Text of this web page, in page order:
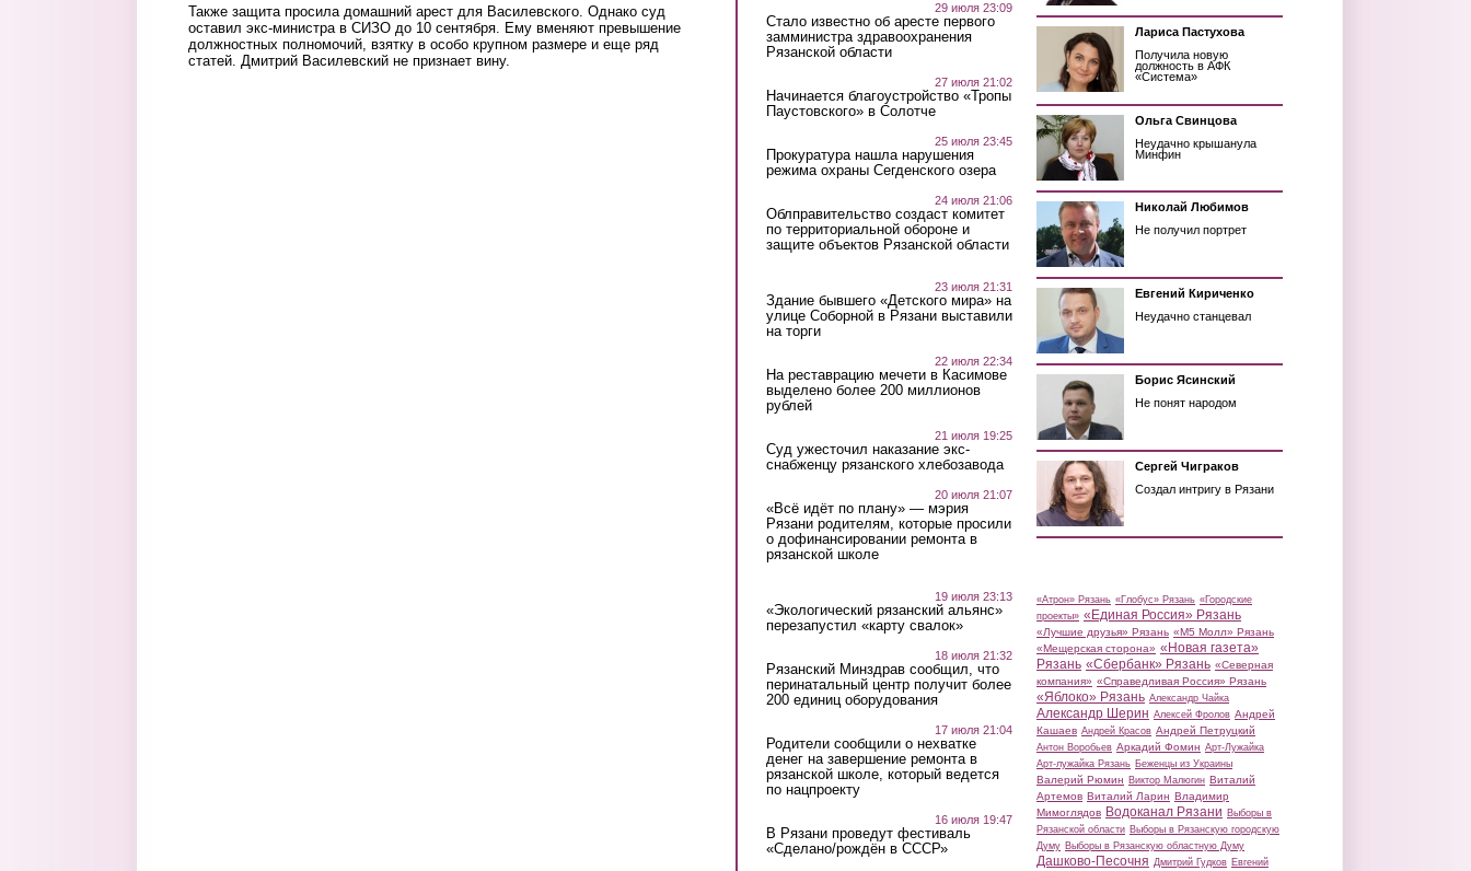
Также защита просила домашний арест для Василевского. Однако суд
оставил экс-министра в СИЗО до 10 сентября. Ему вменяют превышение
должностных полномочий, взятку в особо крупном размере и еще ряд
статей. Дмитрий Василевский не признает вину.
29 июля 23:09
Стало известно об аресте первого
замминистра здравоохранения
Рязанской области
27 июля 21:02
Начинается благоустройство «Тропы
Паустовского» в Солотче
25 июля 23:45
Прокуратура нашла нарушения
режима охраны Сегденского озера
24 июля 21:06
Облправительство создаст комитет
по территориальной обороне и
защите объектов Рязанской области
23 июля 21:31
Здание бывшего «Детского мира» на
улице Соборной в Рязани выставили
на торги
22 июля 22:34
На реставрацию мечети в Касимове
выделено более 200 миллионов
рублей
21 июля 19:25
Суд ужесточил наказание экс-
снабженцу рязанского хлебозавода
20 июля 21:07
«Всё идёт по плану» — мэрия
Рязани родителям, которые просили
о дофинансировании ремонта в
рязанской школе
19 июля 23:13
«Экологический рязанский альянс»
перезапустил «карту свалок»
18 июля 21:32
Рязанский Минздрав сообщил, что
перинатальный центр получит более
200 единиц оборудования
17 июля 21:04
Родители сообщили о нехватке
денег на завершение ремонта в
рязанской школе, который ведется
по нацпроекту
16 июля 19:47
В Рязани проведут фестиваль
«Сделано/рождён в СССР»
Лариса Пастухова
Получила новую
должность в АФК
«Система»
Ольга Свинцова
Неудачно крышанула
Минфин
Николай Любимов
Не получил портрет
Евгений Кириченко
Неудачно станцевал
Борис Ясинский
Не понят народом
Сергей Чиграков
Создал интригу в Рязани
«Атрон» Рязань «Глобус» Рязань «Городские
проекты» «Единая Россия» Рязань
«Лучшие друзья» Рязань «М5 Молл» Рязань
«Мещерская сторона» «Новая газета»
Рязань «Сбербанк» Рязань «Северная
компания» «Справедливая Россия» Рязань
«Яблоко» Рязань Александр Чайка
Александр Шерин Алексей Фролов Андрей
Кашаев Андрей Красов Андрей Петруцкий
Антон Воробьев Аркадий Фомин Арт-Лужайка
Арт-лужайка Рязань Беженцы из Украины
Валерий Рюмин Виктор Малюгин Виталий
Артемов Виталий Ларин Владимир
Мимоглядов Водоканал Рязани Выборы в
Рязанской области Выборы в Рязанскую городскую
Думу Выборы в Рязанскую областную Думу
Дашково-Песочня Дмитрий Гудков Евгений